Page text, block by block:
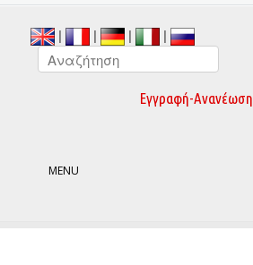
| | | |
Εγγραφή-Ανανέωση
MENU